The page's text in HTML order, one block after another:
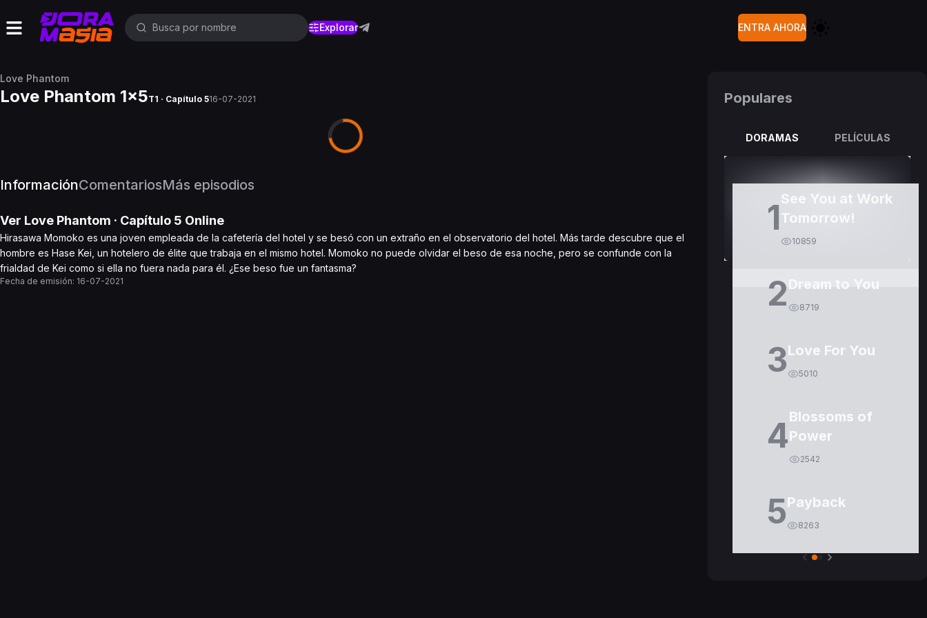
Explorar ENTRA AHORA
Love Phantom
Love Phantom 1x5T1 · Capítulo 516-07-2021
InformaciónComentariosMás episodios
Ver Love Phantom · Capítulo 5 Online
Hirasawa Momoko es una joven empleada de la cafetería del hotel y se besó con un extraño en el observatorio del hotel. Más tarde descubre que el
hombre es Hase Kei, un hotelero de élite que trabaja en el mismo hotel. Momoko no puede olvidar el beso de esa noche, pero se confunde con la
frialdad de Kei como si ella no fuera nada para él. ¿Ese beso fue un fantasma?
Fecha de emisión: 16-07-2021
Populares
DORAMAS PELÍCULAS
1See You at Work
Tomorrow!
10859
2 Dream to You
8719
3Love For You
5010
4Blossoms of
Power
2542
5Payback
8263